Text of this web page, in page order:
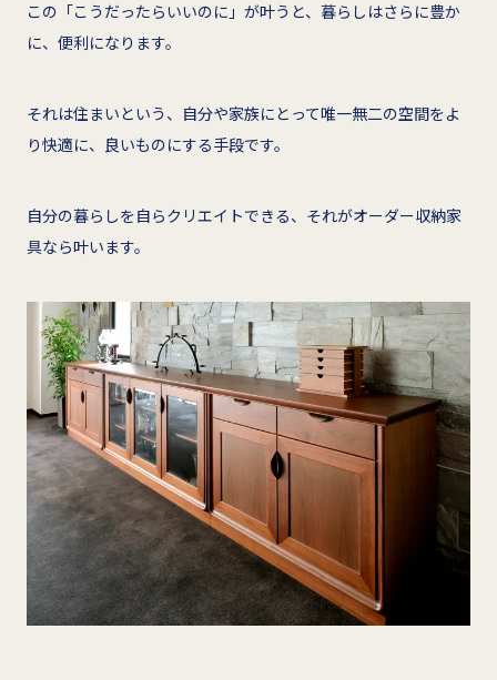
この「こうだったらいいのに」が叶うと、暮らしはさらに豊か
に、便利になります。
それは住まいという、自分や家族にとって唯一無二の空間をよ
り快適に、良いものにする手段です。
自分の暮らしを自らクリエイトできる、それがオーダー収納家
具なら叶います。